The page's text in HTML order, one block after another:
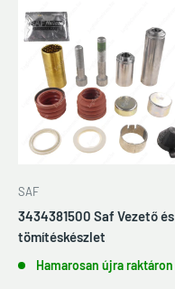
SAF
3434381500 Saf Vezető és
tömítéskészlet
Hamarosan újra raktáron